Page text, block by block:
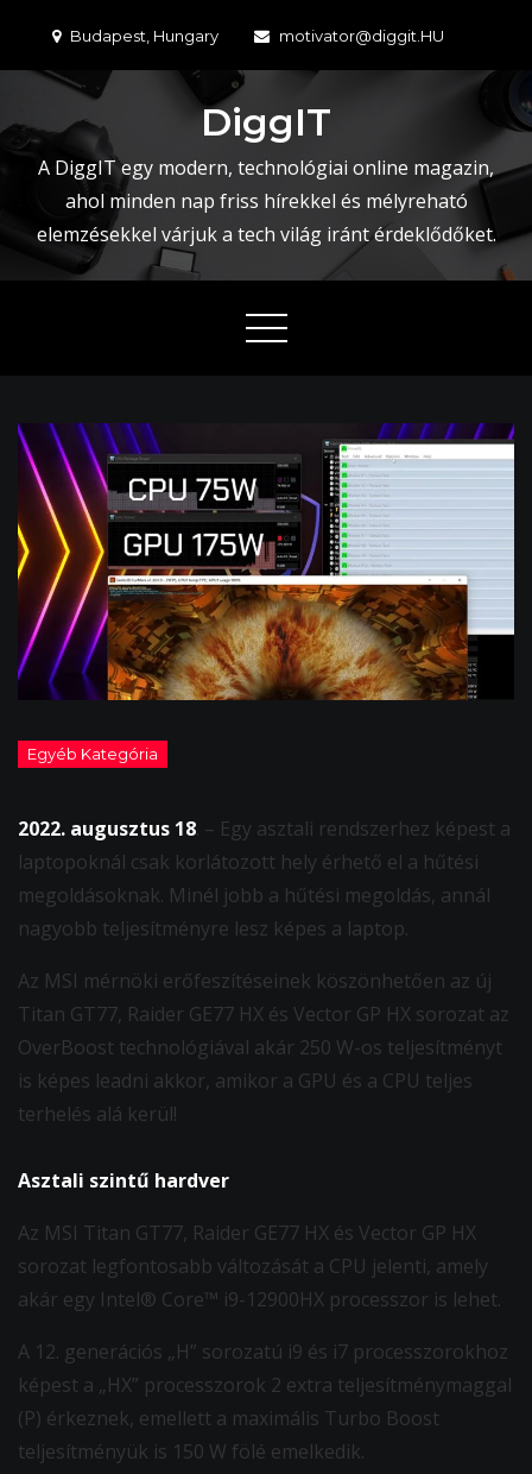
content
Budapest, Hungary motivator@diggit.HU
DiggIT
A DiggIT egy modern, technológiai online magazin,
ahol minden nap friss hírekkel és mélyreható
elemzésekkel várjuk a tech világ iránt érdeklődőket.
2022. augusztus 18. – Egy asztali rendszerhez képest a
laptopoknál csak korlátozott hely érhető el a hűtési
megoldásoknak. Minél jobb a hűtési megoldás, annál
nagyobb teljesítményre lesz képes a laptop.
Az MSI mérnöki erőfeszítéseinek köszönhetően az új
Titan GT77, Raider GE77 HX és Vector GP HX sorozat az
OverBoost technológiával akár 250 W-os teljesítményt
is képes leadni akkor, amikor a GPU és a CPU teljes
terhelés alá kerül!
Asztali szintű hardver
Az MSI Titan GT77, Raider GE77 HX és Vector GP HX
sorozat legfontosabb változását a CPU jelenti, amely
akár egy Intel® Core™ i9-12900HX processzor is lehet.
A 12. generációs „H” sorozatú i9 és i7 processzorokhoz
képest a „HX” processzorok 2 extra teljesítménymaggal
(P) érkeznek, emellett a maximális Turbo Boost
teljesítményük is 150 W fölé emelkedik.